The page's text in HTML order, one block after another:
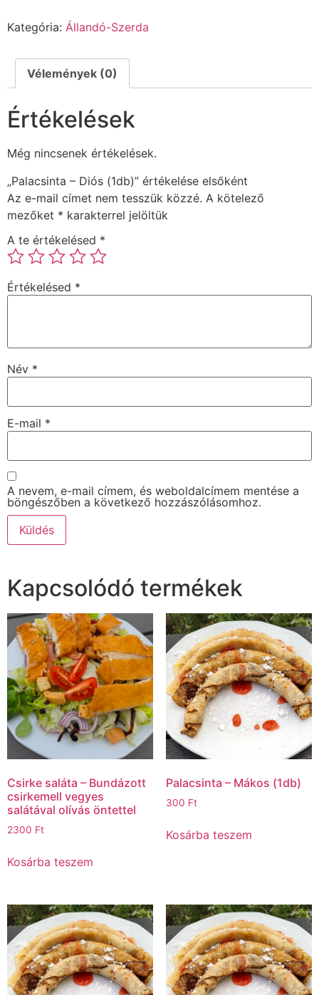
Kategória: Állandó-Szerda
Vélemények (0)
Értékelések
Még nincsenek értékelések.
„Palacsinta – Diós (1db)” értékelése elsőként
Az e-mail címet nem tesszük közzé. A kötelező
mezőket * karakterrel jelöltük
A te értékelésed *
Értékelésed *
Név *
E-mail *
A nevem, e-mail címem, és weboldalcímem mentése a
böngészőben a következő hozzászólásomhoz.
Kapcsolódó termékek
Csirke saláta – Bundázott
csirkemell vegyes
salátával olívás öntettel
2300 Ft
Kosárba teszem
Palacsinta – Mákos (1db)
300 Ft
Kosárba teszem